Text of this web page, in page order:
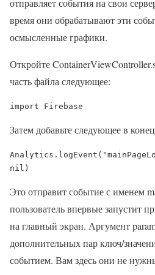
отправляет события на свои
время они обрабатывают эти
осмысленные графики.
Откройте
часть файла следующее:
import Firebase
Затем добавьте следующее в
Analytics .logEvent(
nil )
Это отправит событие с именем
пользователь впервые запустит
на главный экран. Аргумент
дополнительных пар ключ/
событием. Вам здесь они не